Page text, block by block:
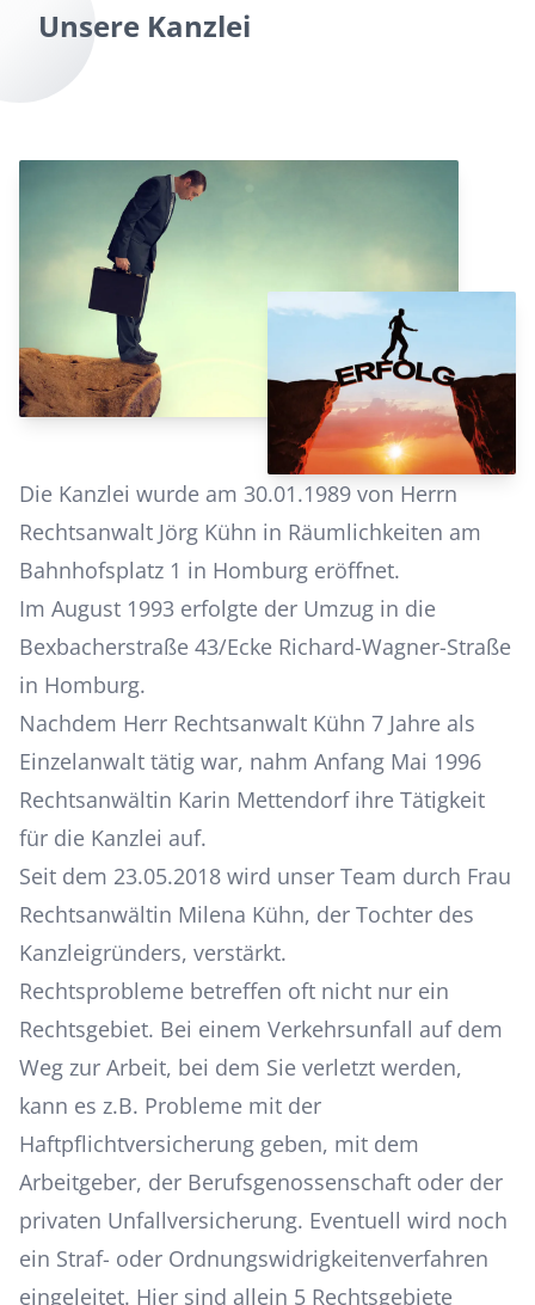
Unsere Kanzlei
Die Kanzlei wurde am 30.01.1989 von Herrn
Rechtsanwalt Jörg Kühn in Räumlichkeiten am
Bahnhofsplatz 1 in Homburg eröffnet.
Im August 1993 erfolgte der Umzug in die
Bexbacherstraße 43/Ecke Richard-Wagner-Straße
in Homburg.
Nachdem Herr Rechtsanwalt Kühn 7 Jahre als
Einzelanwalt tätig war, nahm Anfang Mai 1996
Rechtsanwältin Karin Mettendorf ihre Tätigkeit
für die Kanzlei auf.
Seit dem 23.05.2018 wird unser Team durch Frau
Rechtsanwältin Milena Kühn, der Tochter des
Kanzleigründers, verstärkt.
Rechtsprobleme betreffen oft nicht nur ein
Rechtsgebiet. Bei einem Verkehrsunfall auf dem
Weg zur Arbeit, bei dem Sie verletzt werden,
kann es z.B. Probleme mit der
Haftpflichtversicherung geben, mit dem
Arbeitgeber, der Berufsgenossenschaft oder der
privaten Unfallversicherung. Eventuell wird noch
ein Straf- oder Ordnungswidrigkeitenverfahren
eingeleitet. Hier sind allein 5 Rechtsgebiete